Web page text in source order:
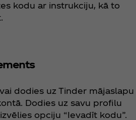
kodu ar instrukciju, kā to
dodies uz Tinder mājaslapu
Dodies uz savu profilu
opciju “Ievadīt kodu”.